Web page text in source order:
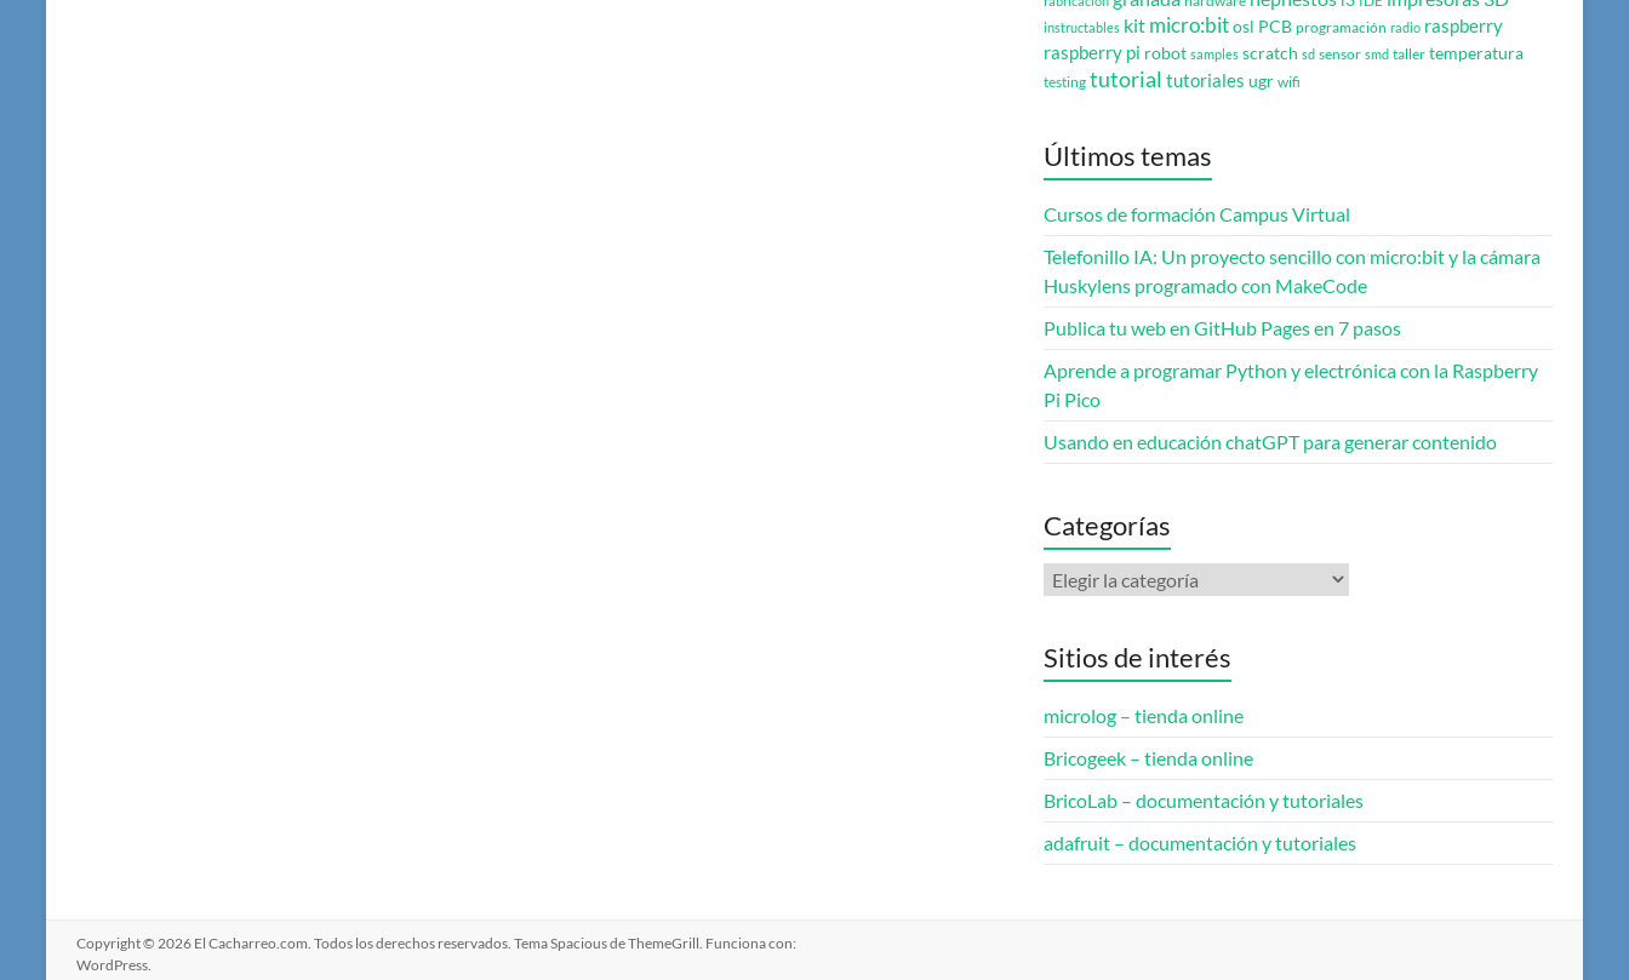
instructables kit micro:bitosl PCB programación radio raspberry
raspberry pi robot samples scratch sd sensor smd taller temperatura
testing tutorial tutoriales ugr wifi
Últimos temas
Cursos de formación Campus Virtual
Telefonillo IA: Un proyecto sencillo con micro:bit y la cámara
Huskylens programado con MakeCode
Publica tu web en GitHub Pages en 7 pasos
Aprende a programar Python y electrónica con la Raspberry
Pi Pico
Usando en educación chatGPT para generar contenido
Categorías
Categorías
Sitios de interés
microlog – tienda online
Bricogeek – tienda online
BricoLab – documentación y tutoriales
adafruit – documentación y tutoriales
Copyright © 2026 El Cacharreo.com. Todos los derechos reservados. TemaSpaciousde ThemeGrill. Funciona con:
WordPress.